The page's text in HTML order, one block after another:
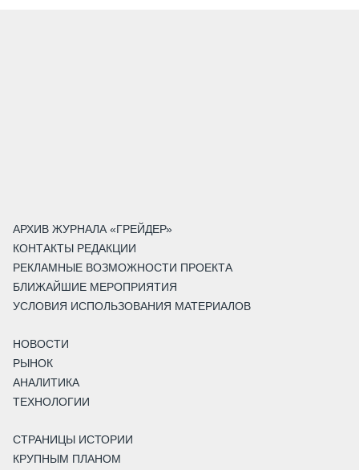
АРХИВ ЖУРНАЛА «ГРЕЙДЕР»
КОНТАКТЫ РЕДАКЦИИ
РЕКЛАМНЫЕ ВОЗМОЖНОСТИ ПРОЕКТА
БЛИЖАЙШИЕ МЕРОПРИЯТИЯ
УСЛОВИЯ ИСПОЛЬЗОВАНИЯ МАТЕРИАЛОВ
НОВОСТИ
РЫНОК
АНАЛИТИКА
ТЕХНОЛОГИИ
СТРАНИЦЫ ИСТОРИИ
КРУПНЫМ ПЛАНОМ